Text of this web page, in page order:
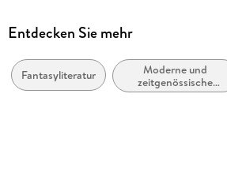
Verlag/Hersteller
Kopierschutz
mit Wasserzeichen versehen
Entdecken Sie mehr
Fantasyliteratur
Moderne und
zeitgenössische
Belletristik: allgemein